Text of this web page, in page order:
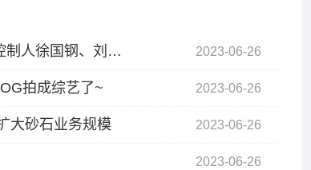
环球热消息：万信达拟向银行申请700万借款公司实际控制人徐国钢、刘英夫妇以自有房产无偿为公司提供担保 2023-06-26
拍成综艺了~ 2023-06-26
大砂石业务规模 2023-06-26
2023-06-26